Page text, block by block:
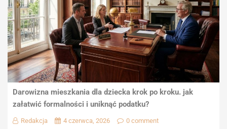
Darowizna mieszkania dla dziecka krok po kroku. jak
załatwić formalności i uniknąć podatku?
Redakcja 4 czerwca, 2026 0 comment